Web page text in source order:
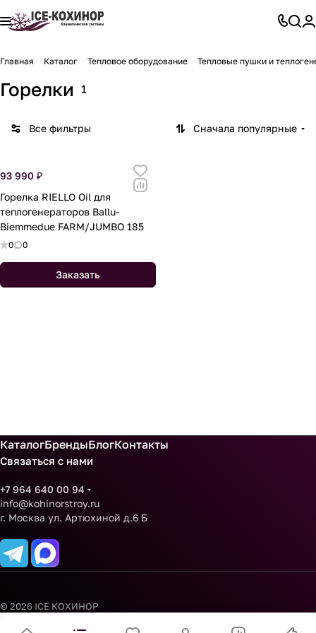
Главная Каталог Тепловое оборудование Тепловые пушки и
Горелки 1
Все фильтры Сначала популярные
93 990 ₽
Горелка RIELLO Oil для
теплогенераторов Ballu-
Biemmedue FARM/JUMBO 185
0 0
Заказать
КаталогБрендыБлогКонтакты
Связаться с нами
+7 964 640 00 94
info@kohinorstroy.ru
г. Москва ул. Артюхиной д.6 Б
© 2026 ICE КОХИНОР